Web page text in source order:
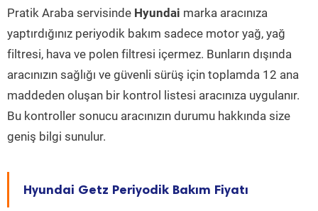
Pratik Araba servisinde Hyundai marka aracınıza
yaptırdığınız periyodik bakım sadece motor yağ, yağ
filtresi, hava ve polen filtresi içermez. Bunların dışında
aracınızın sağlığı ve güvenli sürüş için toplamda 12 ana
maddeden oluşan bir kontrol listesi aracınıza uygulanır.
Bu kontroller sonucu aracınızın durumu hakkında size
geniş bilgi sunulur.
Hyundai Getz Periyodik Bakım Fiyatı